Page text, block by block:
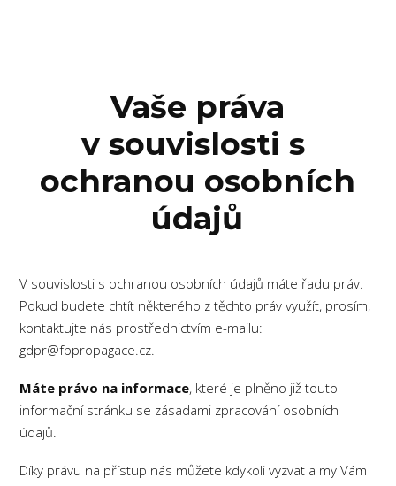
Vaše práva
v souvislosti s
ochranou osobních
údajů
V souvislosti s ochranou osobních údajů máte řadu práv.
Pokud budete chtít některého z těchto práv využít, prosím,
kontaktujte nás prostřednictvím e-mailu:
gdpr@fbpropagace.cz.
Máte právo na informace, které je plněno již touto
informační stránku se zásadami zpracování osobních
údajů.
Díky právu na přístup nás můžete kdykoli vyzvat a my Vám